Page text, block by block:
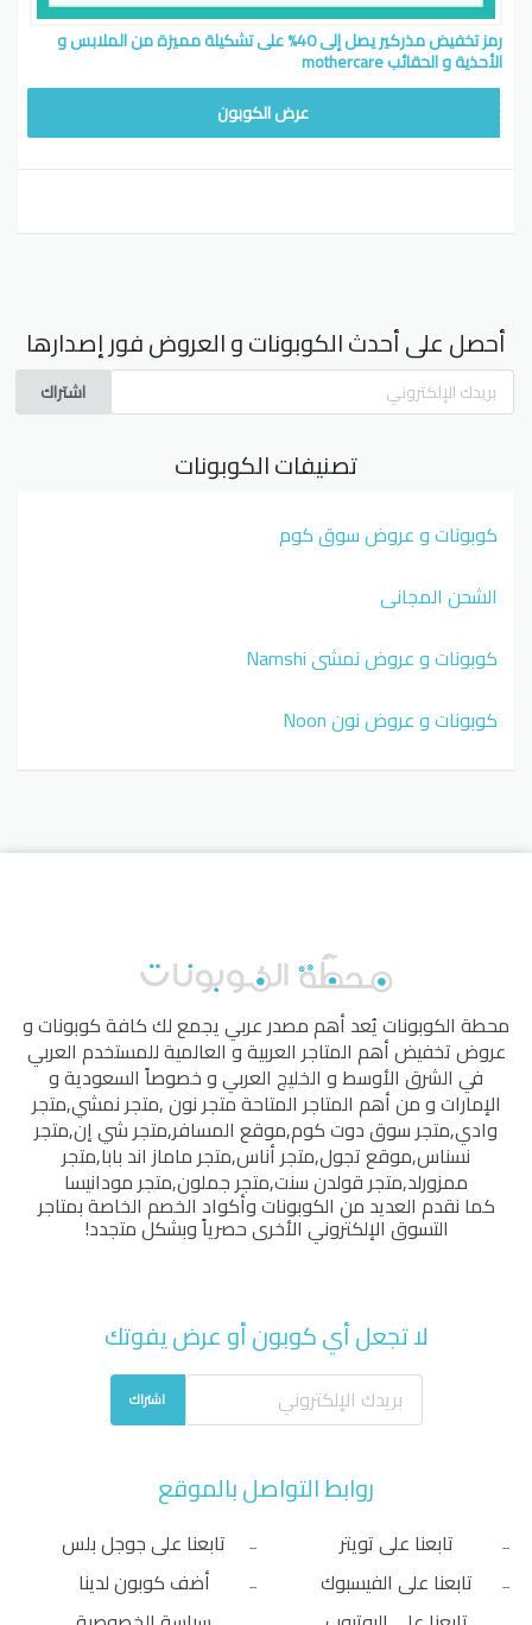
رمز تخفيض مذركير يصل إلى 40% على تشكيلة مميزة من الملابس و
الأحذية و الحقائب mothercare
عرض الكوبون
أحصل على أحدث الكوبونات و العروض فور إصدارها
اشتراك
تصنيفات الكوبونات
كوبونات و عروض سوق كوم
الشحن المجاني
كوبونات و عروض نمشي Namshi
كوبونات و عروض نون Noon
محطة الكوبوناتيُعد أهم مصدر عربي يجمع لك كافة كوبونات و
عروض تخفيض أهم المتاجر العربية و العالمية للمستخدم العربي
في الشرق الأوسط و الخليج العربي و خصوصاً السعودية و
الإمارات و من أهم المتاجر المتاحةمتجر نون,متجر نمشي,متجر
وادي,متجر سوق دوت كوم,موقع المسافر,متجر شي إن,متجر
نسناس,موقع تجول,متجر أناس,متجر ماماز اند بابا,متجر
ممزورلد,متجر قولدن سنت,متجر جملون,متجر مودانيسا
كما نقدم العديد من الكوبونات وأكواد الخصم الخاصة بمتاجر
التسوق الإلكتروني الأخرى حصرياً وبشكل متجدد!
لا تجعل أي كوبون أو عرض يفوتك
اشتراك
روابط التواصل بالموقع
تابعنا على تويتر
تابعنا على الفيسبوك
تابعنا على جوجل بلس
أضف كوبون لدينا